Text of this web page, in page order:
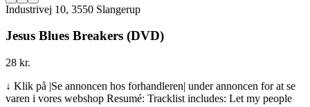
Industrivej 10, 3550 Slangerup
Jesus Blues Breakers (DVD)
28 kr.
↓ Klik på |Se annoncen hos forhandleren| under annoncen for at se
varen i vores webshop Resumé: Tracklist includes: Let my people